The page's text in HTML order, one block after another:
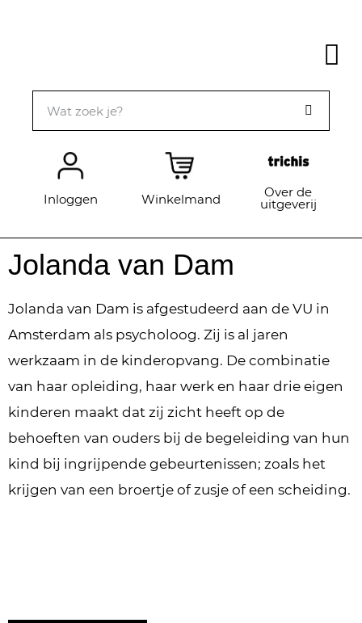
Inloggen Winkelmand Over de
uitgeverij
Jolanda van Dam
Jolanda van Dam is afgestudeerd aan de VU in
Amsterdam als psycholoog. Zij is al jaren
werkzaam in de kinderopvang. De combinatie
van haar opleiding, haar werk en haar drie eigen
kinderen maakt dat zij zicht heeft op de
behoeften van ouders bij de begeleiding van hun
kind bij ingrijpende gebeurtenissen; zoals het
krijgen van een broertje of zusje of een scheiding.